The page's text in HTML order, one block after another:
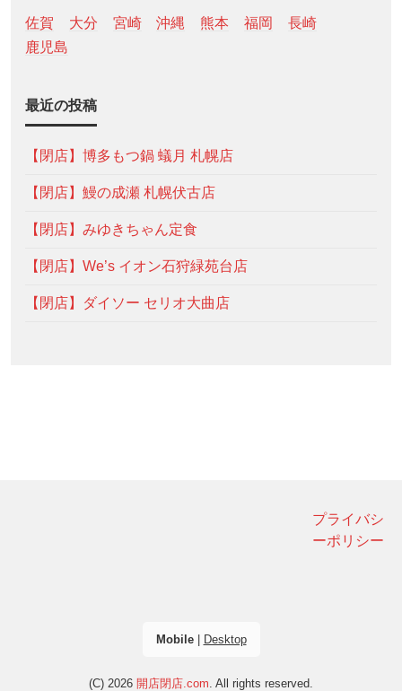
佐賀 大分 宮崎 沖縄 熊本 福岡
長崎
鹿児島
最近の投稿
【閉店】博多もつ鍋 蟻月 札幌店
【閉店】鰻の成瀬 札幌伏古店
【閉店】みゆきちゃん定食
【閉店】We’s イオン石狩緑苑台店
【閉店】ダイソー セリオ大曲店
プライバシ
ーポリシー
Mobile| Desktop
(C) 2026 開店閉店.com. All rights reserved.